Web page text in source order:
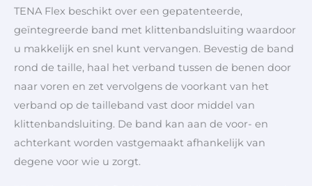
TENA Flex beschikt over een gepatenteerde,
geïntegreerde band met klittenbandsluiting waardoor
u makkelijk en snel kunt vervangen. Bevestig de band
rond de taille, haal het verband tussen de benen door
naar voren en zet vervolgens de voorkant van het
verband op de tailleband vast door middel van
klittenbandsluiting. De band kan aan de voor- en
achterkant worden vastgemaakt afhankelijk van
degene voor wie u zorgt.